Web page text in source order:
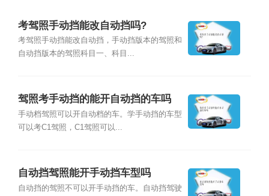
考驾照手动挡能改自动挡吗?
考驾照手动挡能改自动挡，手动挡版本的驾照和
自动挡版本的驾照科目一、科目...
驾照考手动挡的能开自动挡的车吗
手动档驾照可以开自动档的车。学手动挡的车型
可以考C1驾照，C1驾照可以...
自动挡驾照能开手动挡车型吗
自动挡的驾照不可以开手动挡的车。自动挡驾驶